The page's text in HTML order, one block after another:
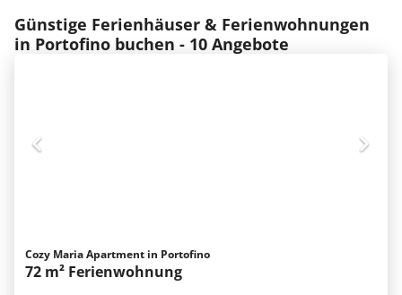
Günstige Ferienhäuser & Ferienwohnungen
in Portofino buchen - 10 Angebote
Cozy Maria Apartment in Portofino
72 m² Ferienwohnung